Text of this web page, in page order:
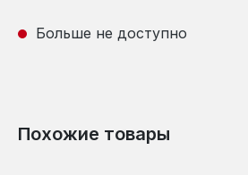
Больше не доступно
Похожие товары